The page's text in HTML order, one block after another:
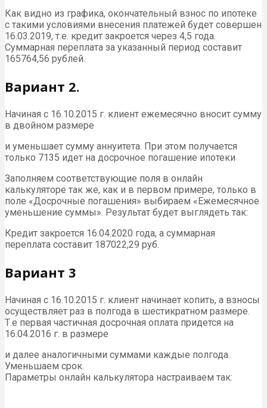
Как видно из графика, окончательный взнос по ипотеке
с такими условиями внесения платежей будет совершен
16.03.2019, т.е. кредит закроется через 4,5 года.
Суммарная переплата за указанный период составит
165764,56 рублей.
Вариант 2.
Начиная с 16.10.2015 г. клиент ежемесячно вносит сумму
в двойном размере
и уменьшает сумму аннуитета. При этом получается
только 7135 идет на досрочное погашение ипотеки
Заполняем соответствующие поля в онлайн
калькуляторе так же, как и в первом примере, только в
поле «Досрочные погашения» выбираем «Ежемесячное
уменьшение суммы». Результат будет выглядеть так:
Кредит закроется 16.04.2020 года, а суммарная
переплата составит 187022,29 руб.
Вариант 3
Начиная с 16.10.2015 г. клиент начинает копить, а взносы
осуществляет раз в полгода в шестикратном размере.
Т.е первая частичная досрочная оплата придется на
16.04.2016 г. в размере
и далее аналогичными суммами каждые полгода.
Уменьшаем срок.
Параметры онлайн калькулятора настраиваем так: